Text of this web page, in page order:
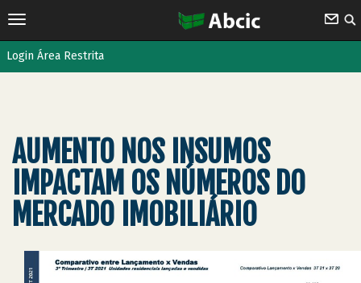
Login Área Restrita
AUMENTO NOS INSUMOS
IMPACTAM OS NÚMEROS DO
MERCADO IMOBILIÁRIO